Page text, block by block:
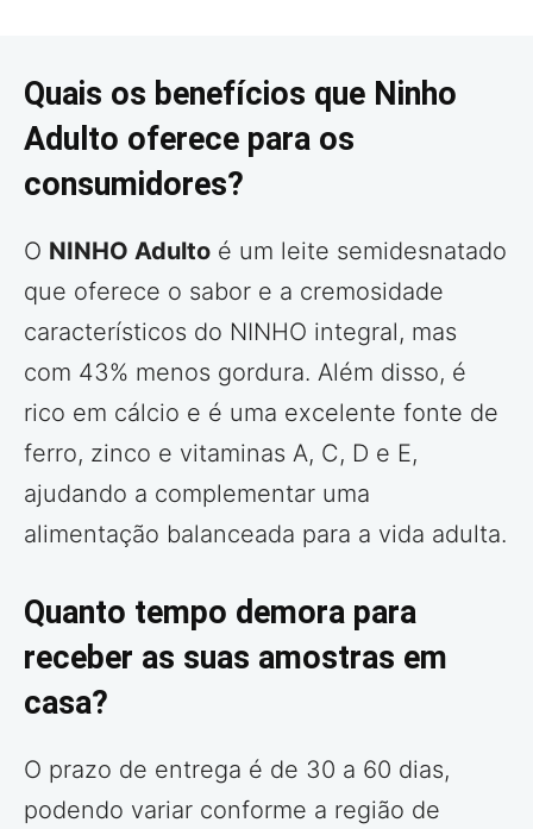
Quais os benefícios que Ninho
Adulto oferece para os
consumidores?
O NINHO Adulto é um leite semidesnatado
que oferece o sabor e a cremosidade
característicos do NINHO integral, mas
com 43% menos gordura. Além disso, é
rico em cálcio e é uma excelente fonte de
ferro, zinco e vitaminas A, C, D e E,
ajudando a complementar uma
alimentação balanceada para a vida adulta.
Quanto tempo demora para
receber as suas amostras em
casa?
O prazo de entrega é de 30 a 60 dias,
podendo variar conforme a região de